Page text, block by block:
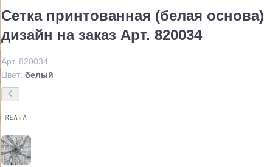
Сетка принтованная (белая основа)
дизайн на заказ Арт. 820034
Арт. 820034
Цвет: белый